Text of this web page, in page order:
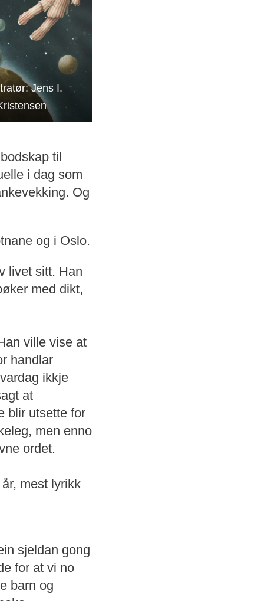
Jens I.
til
i dag som
Og
og i Oslo.
livet sitt. Han
med dikt,
ville vise at
handlar
ikkje
at
blir utsette for
men enno
ordet.
mest lyrikk
sjeldan gong
for at vi no
barn og